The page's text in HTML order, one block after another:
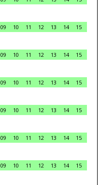
09 10 11 12 13 14
15
09 10 11 12 13 14
15
09 10 11 12 13 14
15
09 10 11 12 13 14
15
09 10 11 12 13 14
15
09 10 11 12 13 14
15